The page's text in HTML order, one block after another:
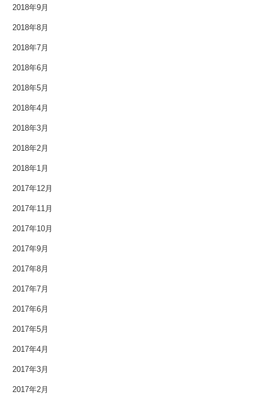
2018年9月
2018年8月
2018年7月
2018年6月
2018年5月
2018年4月
2018年3月
2018年2月
2018年1月
2017年12月
2017年11月
2017年10月
2017年9月
2017年8月
2017年7月
2017年6月
2017年5月
2017年4月
2017年3月
2017年2月